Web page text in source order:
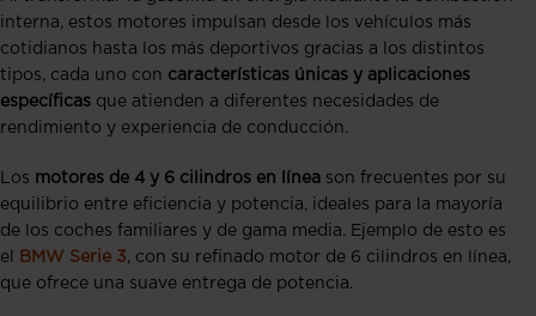
interna, estos motores impulsan desde los vehículos más
cotidianos hasta los más deportivos gracias a los distintos
tipos, cada uno con características únicas y aplicaciones
específicas que atienden a diferentes necesidades de
rendimiento y experiencia de conducción.
Los motores de 4 y 6 cilindros en línea son frecuentes por su
equilibrio entre eficiencia y potencia, ideales para la mayoría
de los coches familiares y de gama media. Ejemplo de esto es
el
BMW Serie 3, con su refinado motor de 6 cilindros en línea,
que ofrece una suave entrega de potencia.